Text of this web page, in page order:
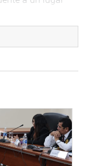
manifestó que